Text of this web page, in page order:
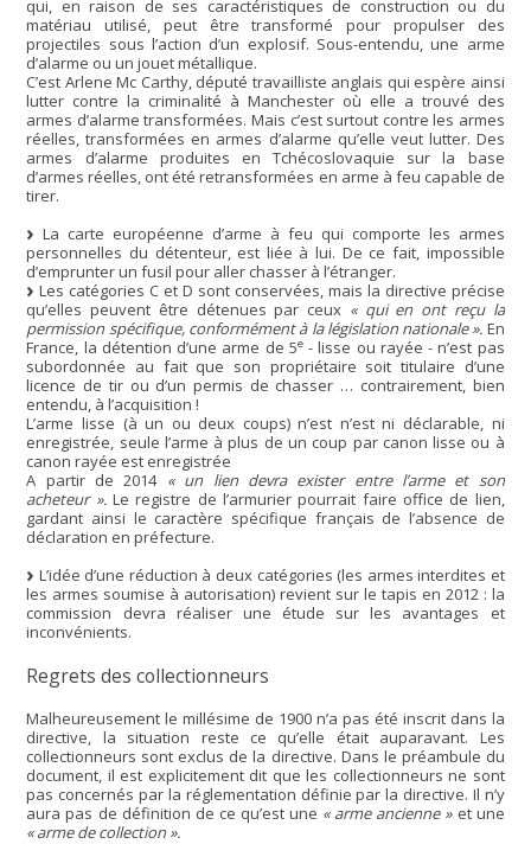
qui, en raison de ses caractéristiques de construction ou du
matériau utilisé, peut être transformé pour propulser des
projectiles sous l’action d’un explosif. Sous-entendu, une arme
d’alarme ou un jouet métallique.
C’est Arlene Mc Carthy, député travailliste anglais qui espère ainsi
lutter contre la criminalité à Manchester où elle a trouvé des
armes d’alarme transformées. Mais c’est surtout contre les armes
réelles, transformées en armes d’alarme qu’elle veut lutter. Des
armes d’alarme produites en Tchécoslovaquie sur la base
d’armes réelles, ont été retransformées en arme à feu capable de
tirer.
La carte européenne d’arme à feu qui comporte les armes
personnelles du détenteur, est liée à lui. De ce fait, impossible
d’emprunter un fusil pour aller chasser à l’étranger.
Les catégories C et D sont conservées, mais la directive précise
qu’elles peuvent être détenues par ceux « qui en ont reçu la
permission spécifique, conformément à la législation nationale ». En
France, la détention d’une arme de 5e- lisse ou rayée - n’est pas
subordonnée au fait que son propriétaire soit titulaire d’une
licence de tir ou d’un permis de chasser … contrairement, bien
entendu, à l’acquisition !
L’arme lisse (à un ou deux coups) n’est n’est ni déclarable, ni
enregistrée, seule l’arme à plus de un coup par canon lisse ou à
canon rayée est enregistrée
A partir de 2014« un lien devra exister entre l’arme et son
acheteur ».Le registre de l’armurier pourrait faire office de lien,
gardant ainsi le caractère spécifique français de l’absence de
déclaration en préfecture.
L’idée d’une réduction à deux catégories (les armes interdites et
les armes soumise à autorisation) revient sur le tapis en 2012 : la
commission devra réaliser une étude sur les avantages et
inconvénients.
Regrets des collectionneurs
Malheureusement le millésime de 1900 n’a pas été inscrit dans la
directive, la situation reste ce qu’elle était auparavant. Les
collectionneurs sont exclus de la directive. Dans le préambule du
document, il est explicitement dit que les collectionneurs ne sont
pas concernés par la réglementation définie par la directive. Il n’y
aura pas de définition de ce qu’est une « arme ancienne »et une
« arme de collection ».